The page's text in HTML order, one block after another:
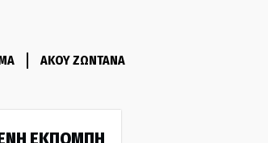
ΑΚΟΥ ΖΩΝΤΑΝΑ
ΕΚΠΟΜΠΗ